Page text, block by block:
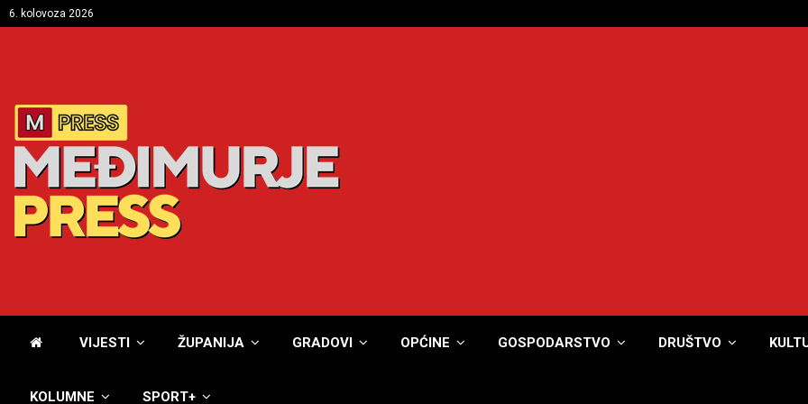
6. kolovoza 2026
VIJESTI ŽUPANIJA GRADOVI OPĆINE GOSPODARSTVO DRUŠTVO
KOLUMNE SPORT+